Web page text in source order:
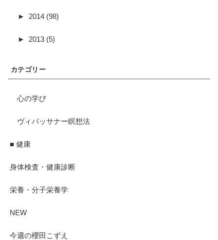
► 2014 (98)
► 2013 (5)
カテゴリー
心の学び
ヴィパッサナー瞑想法
■ 健康
身体検査・健康診断
栄養・分子栄養学
NEW
今週の櫻田こずえ